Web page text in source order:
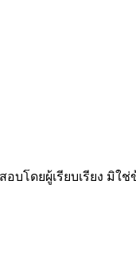
บโดยผู้เรียบเรียง มิใ